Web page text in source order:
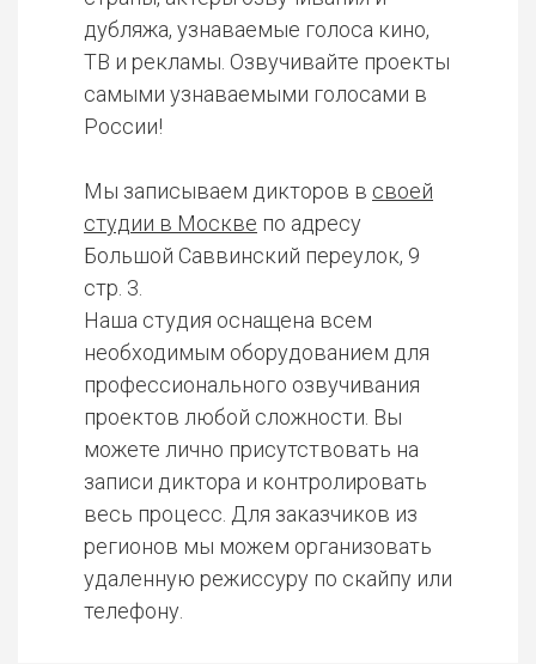
дубляжа, узнаваемые голоса кино,
ТВ и рекламы. Озвучивайте проекты
самыми узнаваемыми голосами в
России!
Мы записываем дикторов в своей
студии в Москве по адресу
Большой Саввинский переулок, 9
стр. 3.
Наша студия оснащена всем
необходимым оборудованием для
профессионального озвучивания
проектов любой сложности. Вы
можете лично присутствовать на
записи диктора и контролировать
весь процесс. Для заказчиков из
регионов мы можем организовать
удаленную режиссуру по скайпу или
телефону.